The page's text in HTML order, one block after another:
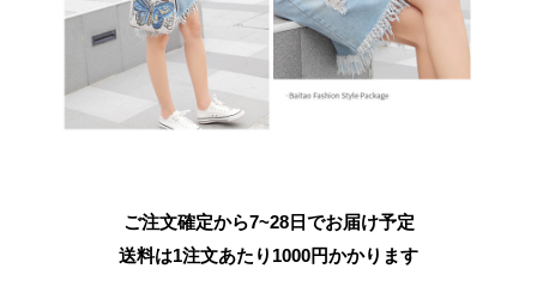
ご注文確定から7~28日でお届け予定
送料は1注文あたり 1000円かかります